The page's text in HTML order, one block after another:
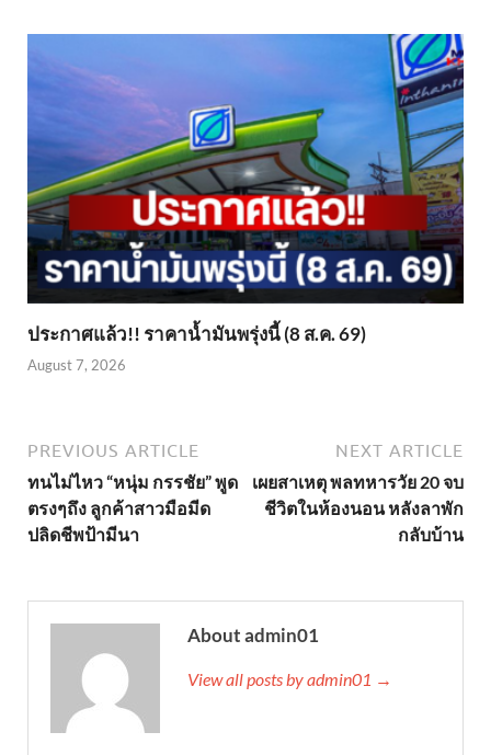
ประกาศแล้ว!! ราคาน้ำมันพรุ่งนี้ (8 ส.ค. 69)
August 7, 2026
PREVIOUS ARTICLE
ทนไม่ไหว “หนุ่ม กรรชัย” พูด
ตรงๆถึง ลูกค้าสาวมือมีด
ปลิดชีพป้ามีนา
NEXT ARTICLE
เผยสาเหตุ พลทหารวัย 20 จบ
ชีวิตในห้องนอน หลังลาพัก
กลับบ้าน
About admin01
View all posts by admin01 →